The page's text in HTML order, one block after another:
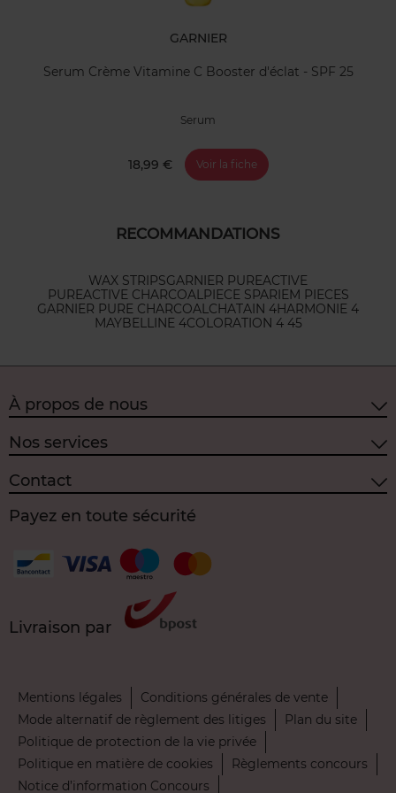
GARNIER
Serum Crème Vitamine C Booster d'éclat - SPF 25
Serum
18,99 € Voir la fiche
RECOMMANDATIONS
WAX STRIPSGARNIER PUREACTIVE
PUREACTIVE CHARCOALPIECE SPARIEM PIECES
GARNIER PURE CHARCOALCHATAIN 4HARMONIE 4
MAYBELLINE 4COLORATION 4 45
À propos de nous
Nos services
Contact
Payez en toute sécurité
Livraison par
Mentions légales
Conditions générales de vente
Mode alternatif de règlement des litiges
Plan du site
Politique de protection de la vie privée
Politique en matière de cookies
Règlements concours
Notice d’information Concours